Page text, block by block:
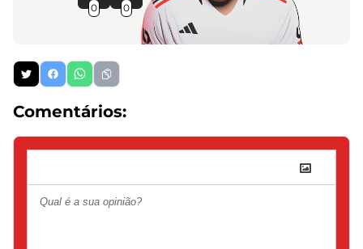
0 0
Comentários: